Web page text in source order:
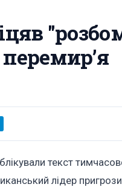
текст
лідер